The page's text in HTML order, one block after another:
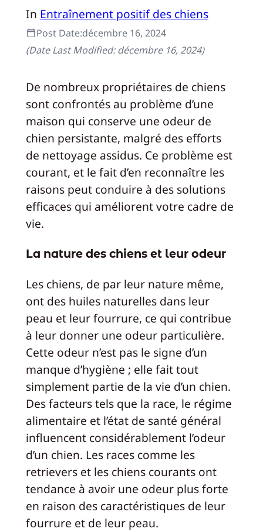
In Entraînement positif des chiens
Post Date:décembre 16, 2024
(Date Last Modified:décembre 16, 2024)
De nombreux propriétaires de chiens
sont confrontés au problème d’une
maison qui conserve une odeur de
chien persistante, malgré des efforts
de nettoyage assidus. Ce problème est
courant, et le fait d’en reconnaître les
raisons peut conduire à des solutions
efficaces qui améliorent votre cadre de
vie.
La nature des chiens et leur odeur
Les chiens, de par leur nature même,
ont des huiles naturelles dans leur
peau et leur fourrure, ce qui contribue
à leur donner une odeur particulière.
Cette odeur n’est pas le signe d’un
manque d’hygiène ; elle fait tout
simplement partie de la vie d’un chien.
Des facteurs tels que la race, le régime
alimentaire et l’état de santé général
influencent considérablement l’odeur
d’un chien. Les races comme les
retrievers et les chiens courants ont
tendance à avoir une odeur plus forte
en raison des caractéristiques de leur
fourrure et de leur peau.